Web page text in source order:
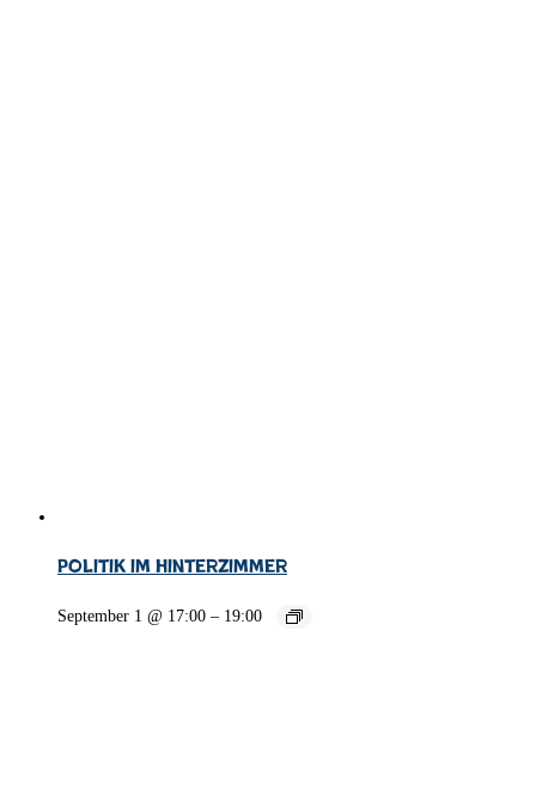
Politik im Hinterzimmer
September 1 @ 17:00 – 19:00